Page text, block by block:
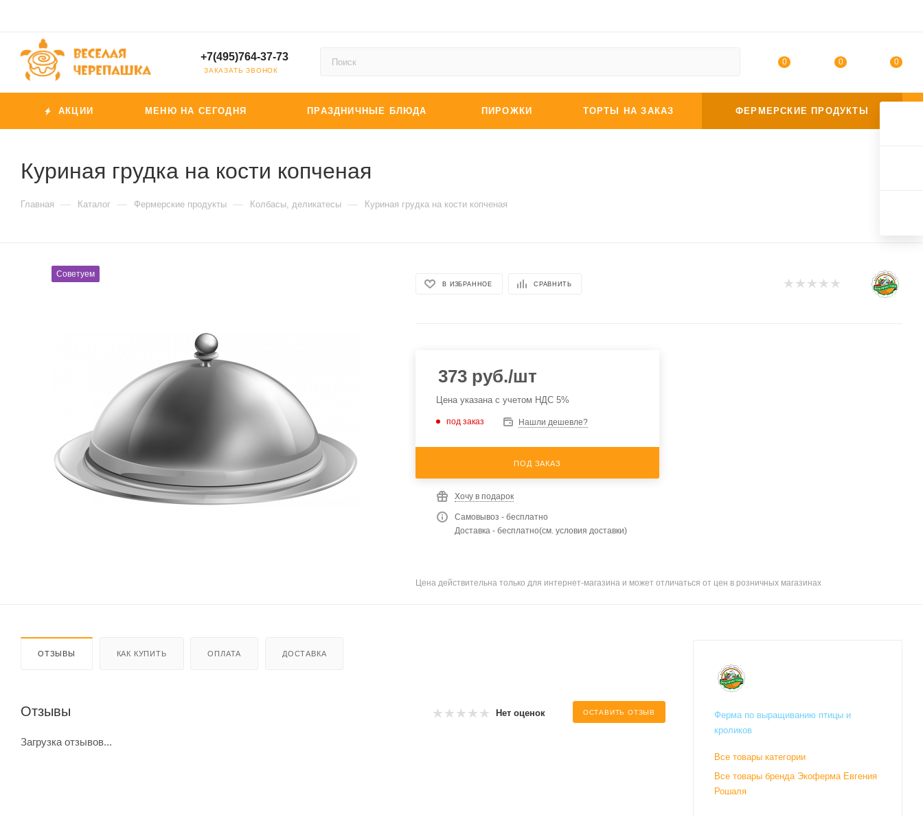
+7(495)764-37-73
ЗАКАЗАТЬ ЗВОНОК
0 0 0
АКЦИИ МЕНЮ НА СЕГОДНЯ ПРАЗДНИЧНЫЕ БЛЮДА ПИРОЖКИ ТОРТЫ НА ЗАКАЗ ФЕРМЕРСКИЕ ПРОДУКТЫ
Куриная грудка на кости копченая
Главная — Каталог — Фермерские продукты — Колбасы, деликатесы — Куриная грудка на кости копченая
Советуем
В ИЗБРАННОЕ СРАВНИТЬ
373 руб./шт
Цена указана с учетом НДС 5%
под заказ Нашли дешевле?
ПОД ЗАКАЗ
Хочу в подарок
Самовывоз - бесплатно
Доставка - бесплатно(см. условия доставки)
Цена действительна только для интернет-магазина и может отличаться от цен в розничных магазинах
ОТЗЫВЫ КАК КУПИТЬ ОПЛАТА ДОСТАВКА
Отзывы Нет оценок ОСТАВИТЬ ОТЗЫВ
Загрузка отзывов...
Ферма по выращиванию птицы и
кроликов
Все товары категории
Все товары бренда Экоферма Евгения
Рошаля